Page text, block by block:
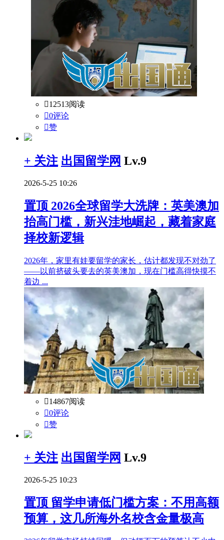
12513阅读
0评论
赞
+ 关注 出国留学网 Lv.9
2026-5-25 10:26
置顶 2026全球留学大洗牌：英美澳加
抬高门槛，新兴洼地崛起，藏着家庭
择校新逻辑
2026年，家里有娃要留学的家长，估计都发现不对劲了
——以前挤破头要去的英美澳加，现在门槛高得快摸不
着边 ...
14867阅读
0评论
赞
+ 关注 出国留学网 Lv.9
2026-5-25 10:23
置顶 留学申请低门槛方案：不用高额
预算，这几所海外名校含金量极高